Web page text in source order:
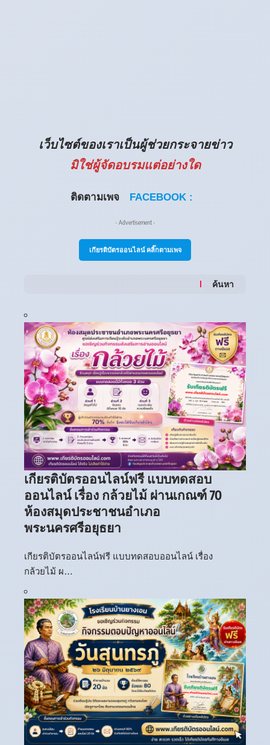
เว็บไซต์ของเราเป็นผู้ช่วยกระจายข่าว
มิใช่ผู้จัดอบรมแต่อย่างใด
ติดตามเพจ FACEBOOK :
- Advertisement -
เกียรติบัตรออนไลน์ คลิ๊กตามเพจ
ค้นหา
เกียรติบัตรออนไลน์ฟรี แบบทดสอบ
ออนไลน์ เรื่อง กล้วยไม้ ผ่านเกณฑ์ 70
ห้องสมุดประชาชนอำเภอ
พระนครศรีอยุธยา
เกียรติบัตรออนไลน์ฟรี แบบทดสอบออนไลน์ เรื่อง
กล้วยไม้ ผ…